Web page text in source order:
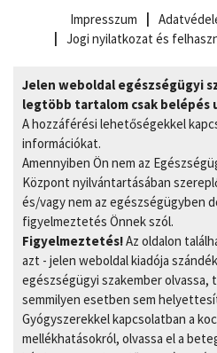
Impresszum
Jogi nyilatkozat és
Jelen weboldal egészségügyi
legtöbb tartalom csak
A hozzáférési lehetőségekkel
információkat.
Amennyiben Ön nem az
Központ nyilvántartásában
és/vagy nem az egészségügyben
figyelmeztetés Önnek szól.
Figyelmeztetés!Az oldalon
azt - jelen weboldal kiadója
egészségügyi szakember
semmilyen esetben sem
Gyógyszerekkel kapcsolatban a
mellékhatásokról, olvassa el a